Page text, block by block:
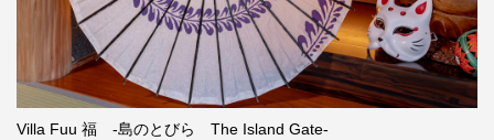
Villa Fuu 福 -島のとびら The Island Gate-